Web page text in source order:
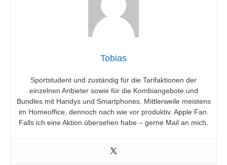
Tobias
Sportstudent und zuständig für die Tarifaktionen der
einzelnen Anbieter sowie für die Kombiangebote und
Bundles mit Handys und Smartphones. Mittlerweile meistens
im Homeoffice, dennoch nach wie vor produktiv. Apple Fan.
Falls ich eine Aktion übersehen habe – gerne Mail an mich.